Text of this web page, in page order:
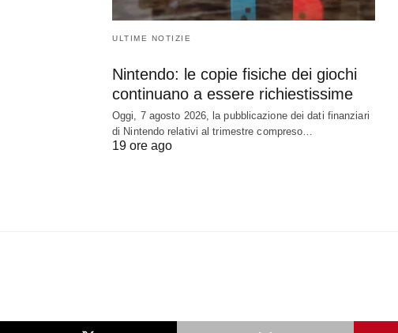
ULTIME NOTIZIE
Nintendo: le copie fisiche dei giochi
continuano a essere richiestissime
Oggi, 7 agosto 2026, la pubblicazione dei dati finanziari
di Nintendo relativi al trimestre compreso…
19 ore ago